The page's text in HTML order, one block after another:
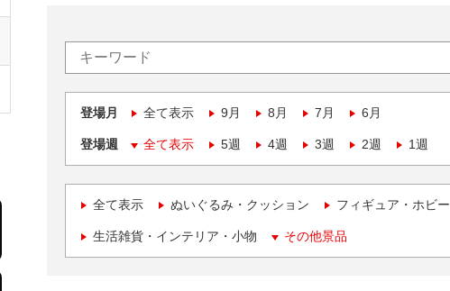
登場月 全て表示 9月 8月 7月 6月
登場週 全て表示 5週 4週 3週 2週 1週
全て表示 ぬいぐるみ・クッション フィギュア・ホビー
生活雑貨・インテリア・小物 その他景品